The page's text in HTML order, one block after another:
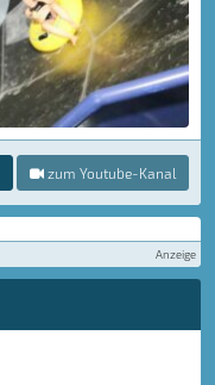
zum Youtube-Kanal
Anzeige